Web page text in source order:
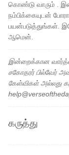
கொண்டு வாரும் .
நம்பிக்கையுடன்
பயன்படுத்துங்கள்.
ஆமென்.
இன்றைக்கான
சகோதரர் பில்வேர்
கேள்விகள் அல்லது
கருத்து